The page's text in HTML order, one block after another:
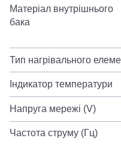
Матеріал внутрішнього
бака
Тип нагрівального
Індикатор температури
Напруга мережі (V)
Частота струму (Гц)